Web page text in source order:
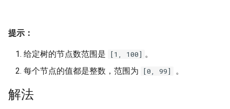
偶数前面
22. 链表中倒数第 k 个节点
24. 反转链表
25. 合并两个排序的链表
19. 最多删除一个字符得到回
文
20. 回文子字符串的个数
21. 删除链表的倒数第 n 个结
3.5. 栈排序
3.6. 动物收容所
提示：
给定树的节点数范围是 [1, 100] 。
每个节点的值都是整数，范围为
[0, 99] 。
解法